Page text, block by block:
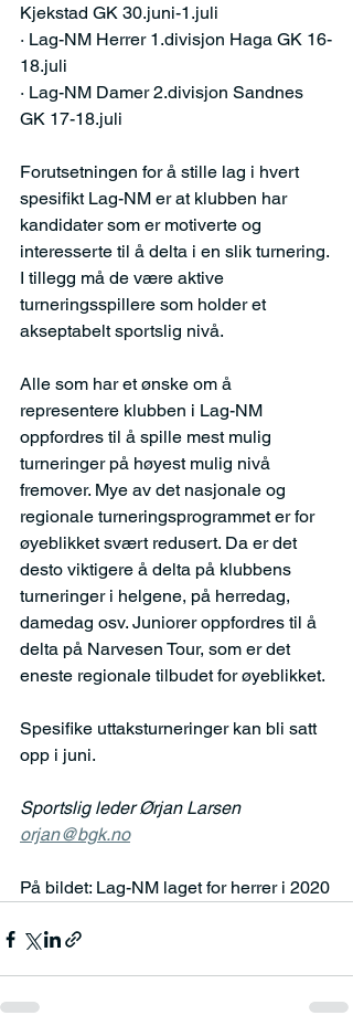
Kjekstad GK 30.juni-1.juli
· Lag-NM Herrer 1.divisjon Haga GK 16-
18.juli
· Lag-NM Damer 2.divisjon Sandnes
GK 17-18.juli
Forutsetningen for å stille lag i hvert
spesifikt Lag-NM er at klubben har
kandidater som er motiverte og
interesserte til å delta i en slik turnering.
I tillegg må de være aktive
turneringsspillere som holder et
akseptabelt sportslig nivå.
Alle som har et ønske om å
representere klubben i Lag-NM
oppfordres til å spille mest mulig
turneringer på høyest mulig nivå
fremover. Mye av det nasjonale og
regionale turneringsprogrammet er for
øyeblikket svært redusert. Da er det
desto viktigere å delta på klubbens
turneringer i helgene, på herredag,
damedag osv. Juniorer oppfordres til å
delta på Narvesen Tour, som er det
eneste regionale tilbudet for øyeblikket.
Spesifike uttaksturneringer kan bli satt
opp i juni.
Sportslig leder Ørjan Larsen
orjan@bgk.no
På bildet: Lag-NM laget for herrer i 2020